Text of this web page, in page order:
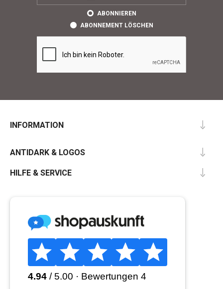
ABONNIEREN
ABONNEMENT LÖSCHEN
INFORMATION
ANTIDARK & LOGOS
HILFE & SERVICE